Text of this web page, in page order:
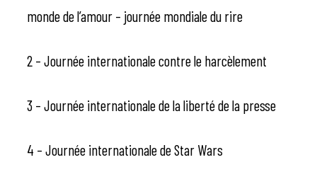
monde de l’amour – journée mondiale du rire
2 – Journée internationale contre le harcèlement
3 – Journée internationale de la liberté de la presse
4 – Journée internationale de Star Wars